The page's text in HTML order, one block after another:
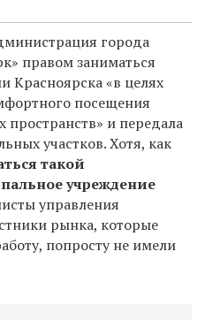
города
правом заниматься
Красноярска «в целях
посещения
и передала
участков. Хотя, как
такой
учреждение
управления
рынка, которые
попросту не имели